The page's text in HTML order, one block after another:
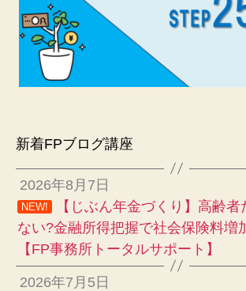
新着FPブログ講座
2026年8月7日
NEW!
【じぶん年金づくり】高齢者
ない?金融所得把握で社会保険料増
【FP事務所トータルサポート】
2026年7月5日